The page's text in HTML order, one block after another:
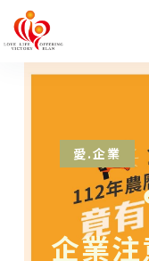
愛.企業
企業